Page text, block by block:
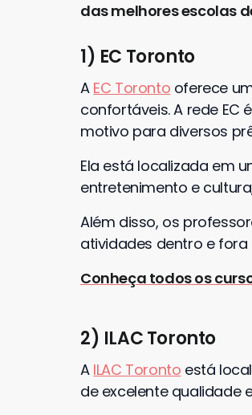
das melhores escolas
1) EC Toronto
A EC Toronto oferece
confortáveis. A rede EC
motivo para diversos
Ela está localizada em
entretenimento e
Além disso, os
atividades dentro e fora
Conheça todos os
2) ILAC Toronto
A ILAC Toronto está
de excelente qualidade